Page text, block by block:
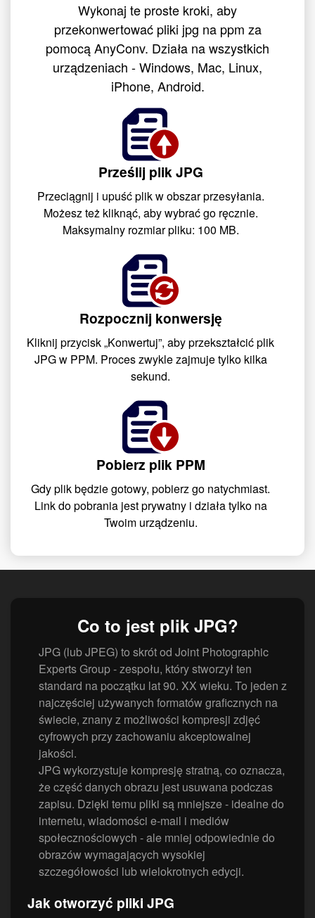
Wykonaj te proste kroki, aby
przekonwertować pliki jpg na ppm za
pomocą AnyConv. Działa na wszystkich
urządzeniach - Windows, Mac, Linux,
iPhone, Android.
Prześlij plik JPG
Przeciągnij i upuść plik w obszar przesyłania.
Możesz też kliknąć, aby wybrać go ręcznie.
Maksymalny rozmiar pliku: 100 MB.
Rozpocznij konwersję
Kliknij przycisk „Konwertuj”, aby przekształcić plik
JPG w PPM. Proces zwykle zajmuje tylko kilka
sekund.
Pobierz plik PPM
Gdy plik będzie gotowy, pobierz go natychmiast.
Link do pobrania jest prywatny i działa tylko na
Twoim urządzeniu.
Co to jest plik JPG?
JPG (lub JPEG) to skrót od Joint Photographic
Experts Group - zespołu, który stworzył ten
standard na początku lat 90. XX wieku. To jeden z
najczęściej używanych formatów graficznych na
świecie, znany z możliwości kompresji zdjęć
cyfrowych przy zachowaniu akceptowalnej
jakości.
JPG wykorzystuje kompresję stratną, co oznacza,
że część danych obrazu jest usuwana podczas
zapisu. Dzięki temu pliki są mniejsze - idealne do
internetu, wiadomości e-mail i mediów
społecznościowych - ale mniej odpowiednie do
obrazów wymagających wysokiej
szczegółowości lub wielokrotnych edycji.
Jak otworzyć pliki JPG